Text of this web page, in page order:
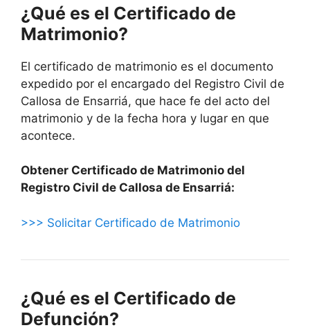
¿Qué es el Certificado de
Matrimonio?
El certificado de matrimonio es el documento
expedido por el encargado del Registro Civil de
Callosa de Ensarriá, que hace fe del acto del
matrimonio y de la fecha hora y lugar en que
acontece.
Obtener Certificado de Matrimonio del
Registro Civil de Callosa de Ensarriá:
>>> Solicitar Certificado de Matrimonio
¿Qué es el Certificado de
Defunción?